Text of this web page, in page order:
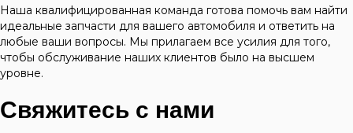
Наша квалифицированная команда готова помочь вам найти
идеальные запчасти для вашего автомобиля и ответить на
любые ваши вопросы. Мы прилагаем все усилия для того,
чтобы обслуживание наших клиентов было на высшем
уровне.
Свяжитесь с нами